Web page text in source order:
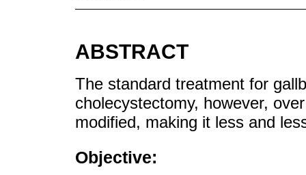
ABSTRACT
The standard treatment for
cholecystectomy, however,
modified, making it less and
Objective: